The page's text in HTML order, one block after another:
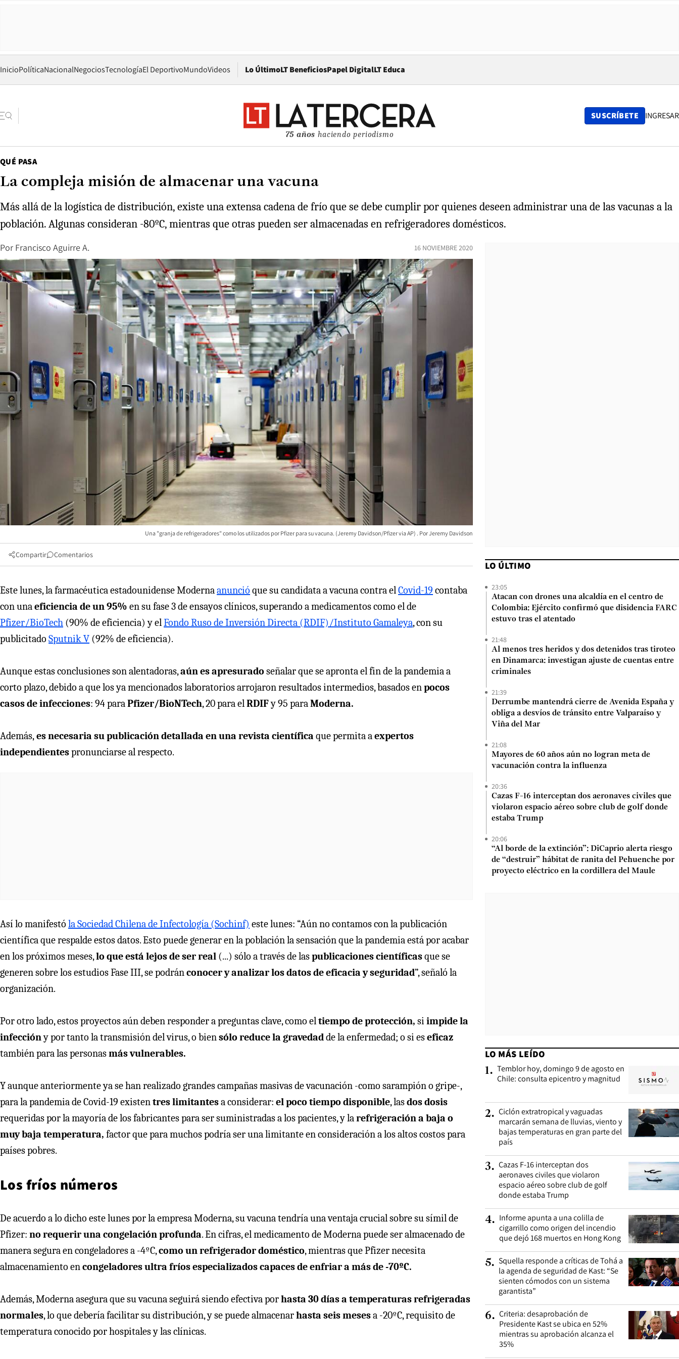
InicioPolíticaNacionalNegociosTecnologíaEl DeportivoMundoVideos Lo ÚltimoLT BeneficiosPapel DigitalOpens in new window
LT Educa
75 años haciendo periodismo
SUSCRÍBETE INGRESAR
QUÉ PASA
La compleja misión de almacenar una vacuna
Más allá de la logística de distribución, existe una extensa cadena de frío que se debe cumplir por quienes deseen administrar una de las vacunas a la
población. Algunas consideran -80ºC, mientras que otras pueden ser almacenadas en refrigeradores domésticos.
Por Francisco Aguirre A. 16 NOVIEMBRE 2020
Una "granja de refrigeradores" como los utilizados por Pfizer para su vacuna. (Jeremy Davidson/Pfizer via AP) Jeremy Davidson
Compartir Comentarios
Este lunes, la farmacéutica estadounidense Modernaanunció que su candidata a vacuna contra elCovid-19 contaba
con unaeficiencia de un 95% en su fase 3 de ensayos clínicos, superando a medicamentos como el de
Pfizer/BioTech (90% de eficiencia) y elFondo Ruso de Inversión Directa (RDIF)/Instituto Gamaleya, con su
publicitado Sputnik V (92% de eficiencia).
Aunque estas conclusiones son alentadoras,aún es apresurado señalar que se apronta el fin de la pandemia a
corto plazo, debido a que los ya mencionados laboratorios arrojaron resultados intermedios, basados enpocos
casos de infecciones: 94 paraPfizer/BioNTech, 20 para elRDIFy 95 paraModerna.
Además,es necesaria su publicación detallada en una revista científica que permita aexpertos
independientespronunciarse al respecto.
Así lo manifestó la Sociedad Chilena de Infectología (Sochinf) este lunes: “Aún no contamos con la publicación
científica que respalde estos datos. Esto puede generar en la población la sensación que la pandemia está por acabar
en los próximos meses,lo que está lejos de ser real (...) sólo a través de laspublicaciones científicasque se
generen sobre los estudios Fase III, se podránconocer y analizar los datos de eficacia y seguridad”, señaló la
organización.
Por otro lado, estos proyectos aún deben responder a preguntas clave, como eltiempo de protección, si impide la
infeccióny por tanto la transmisión del virus, o biensólo reduce la gravedadde la enfermedad; o si eseficaz
también para las personasmás vulnerables.
Y aunque anteriormente ya se han realizado grandes campañas masivas de vacunación -como sarampión o gripe-,
para la pandemia de Covid-19 existentres limitantesa considerar: el poco tiempo disponible, lasdos dosis
requeridas por la mayoría de los fabricantes para ser suministradas a los pacientes, y larefrigeración a baja o
muy baja temperatura, factor que para muchos podría ser una limitante en consideración a los altos costos para
países pobres.
Los fríos números
De acuerdo a lo dicho este lunes por la empresa Moderna, su vacuna tendría una ventaja crucial sobre su símil de
Pfizer: no requerir una congelación profunda. En cifras, el medicamento de Moderna puede ser almacenado de
manera segura en congeladores a -4ºC,como un refrigerador doméstico, mientras que Pfizer necesita
almacenamiento encongeladores ultra fríos especializados capaces de enfriar a más de -70ºC.
Además, Moderna asegura que su vacuna seguirá siendo efectiva porhasta 30 días a temperaturas refrigeradas
normales, lo que debería facilitar su distribución, y se puede almacenarhasta seis mesesa -20ºC, requisito de
temperatura conocido por hospitales y las clínicas.
LO ÚLTIMO
23:05
Atacan con drones una alcaldía en el centro de
Colombia: Ejército confirmó que disidencia FARC
estuvo tras el atentado
21:48
Al menos tres heridos y dos detenidos tras tiroteo
en Dinamarca: investigan ajuste de cuentas entre
criminales
21:39
Derrumbe mantendrá cierre de Avenida España y
obliga a desvíos de tránsito entre Valparaíso y
Viña del Mar
21:08
Mayores de 60 años aún no logran meta de
vacunación contra la influenza
20:36
Cazas F-16 interceptan dos aeronaves civiles que
violaron espacio aéreo sobre club de golf donde
estaba Trump
20:06
“Al borde de la extinción”: DiCaprio alerta riesgo
de “destruir” hábitat de ranita del Pehuenche por
proyecto eléctrico en la cordillera del Maule
LO MÁS LEÍDO
1. Temblor hoy, domingo 9 de agosto en
Chile: consulta epicentro y magnitud
2. Ciclón extratropical y vaguadas
marcarán semana de lluvias, viento y
bajas temperaturas en gran parte del
país
3. Cazas F-16 interceptan dos
aeronaves civiles que violaron
espacio aéreo sobre club de golf
donde estaba Trump
4. Informe apunta a una colilla de
cigarrillo como origen del incendio
que dejó 168 muertos en Hong Kong
5. Squella responde a críticas de Tohá a
la agenda de seguridad de Kast: “Se
sienten cómodos con un sistema
garantista”
6. Criteria: desaprobación de
Presidente Kast se ubica en 52%
mientras su aprobación alcanza el
35%